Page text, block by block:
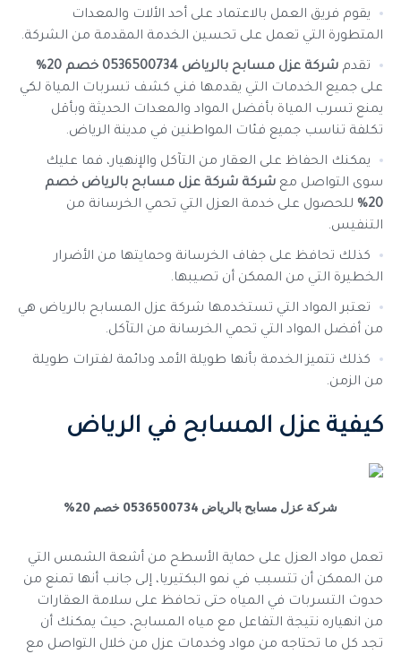
يقوم فريق العمل بالاعتماد على أحد الألات والمعدات
المتطورة التي تعمل على تحسين الخدمة المقدمة من الشركة.
تقدم شركة عزل مسابح بالرياض 0536500734 خصم 20%
على جميع الخدمات التي يقدمها فني كشف تسربات المياة لكي
يمنع تسرب المياة بأفضل المواد والمعدات الحديثة وبأقل
تكلفة تناسب جميع فئات المواطنين في مدينة الرياض.
يمكنك الحفاظ على العقار من التآكل والإنهيار، فما عليك
سوى التواصل مع شركة شركة عزل مسابح بالرياض خصم
20%
للحصول على خدمة العزل التي تحمي الخرسانة من
التنفيس.
كذلك تحافظ على جفاف الخرسانة وحمايتها من الأضرار
الخطيرة التي من الممكن أن تصيبها.
تعتبر المواد التي تستخدمها شركة عزل المسابح بالرياض هي
من أفضل المواد التي تحمي الخرسانة من التآكل.
كذلك تتميز الخدمة بأنها طويلة الأمد ودائمة لفترات طويلة
من الزمن.
كيفية عزل المسابح في الرياض
شركة عزل مسابح بالرياض 0536500734 خصم 20%
تعمل مواد العزل على حماية الأسطح من أشعة الشمس التي
من الممكن أن تتسبب في نمو البكتيريا، إلى جانب أنها تمنع من
حدوث التسربات في المياه حتى تحافظ على سلامة العقارات
من انهياره نتيجة التفاعل مع مياه المسابح، حيث يمكنك أن
تجد كل ما تحتاجه من مواد وخدمات عزل من خلال التواصل مع